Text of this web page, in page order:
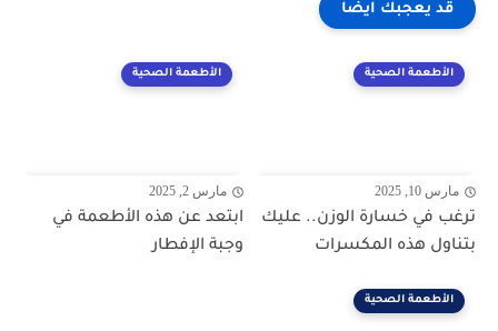
قد يعجبك ايضا
الأطعمة الصحية
مارس 10, 2025
ترغب في خسارة الوزن.. عليك
بتناول هذه المكسرات
الأطعمة الصحية
مارس 2, 2025
ابتعد عن هذه الأطعمة في
وجبة الإفطار
الأطعمة الصحية